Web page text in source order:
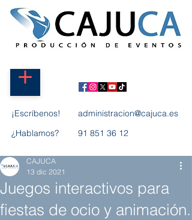
¿Hablamos? 91 851 36 12
¡Escríbenos! administracion@cajuca.es
Juegos interactivos para
fiestas de ocio y animación.
CAJUCA
13 dic 2021